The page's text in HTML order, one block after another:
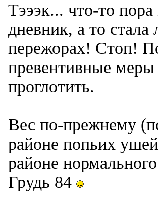
Тэээк... что-то
дневник, а то
пережорах! Стоп!
превентивные меры
проглотить.
Вес по-прежнему
районе попьих
районе
Грудь 84